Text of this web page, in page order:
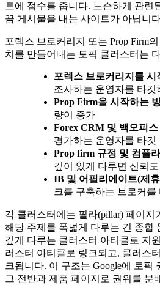
트에 점수를 줍니다. 느슨하게 관련
끔 게시물을 내는 사이트가 아닙니
포렉스 브로커리지 또는 Prop Firm
치를 만들어내는 토픽 클러스터는
포렉스 브로커리지를 시
조사하는 운영자를 타깃
Prop Firm을 시작하는
량이 증가
Forex CRM 및 백오피스
평가하는 운영자를 타깃
Prop firm 규정 및 컴플
깊이 있게 다루면 신뢰
IB 및 어필리에이트(제휴
크를 구축하는 브로커를
각 클러스터에는 필라(pillar) 페이지
해당 주제를 폭넓게 다루는 긴 종합
깊게 다루는 클러스터 아티클로 지
러스터 아티클로 링크되고, 클러스
크됩니다. 이 구조는 Google에 토픽
그 전반과 제품 페이지로 권위를 분